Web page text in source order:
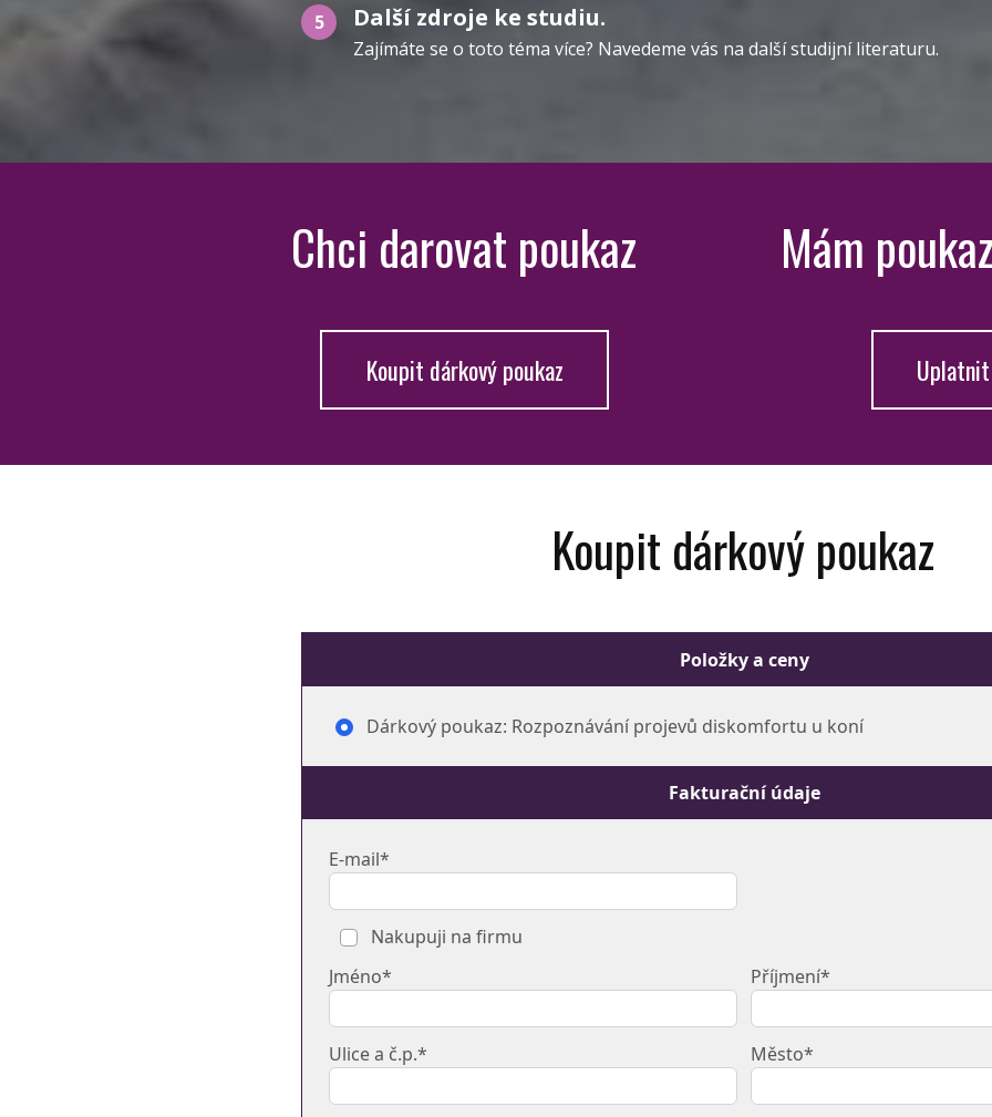
5 Další zdroje ke studiu.
Zajímáte se o toto téma více? Navedeme vás na další studijní literaturu.
Chci darovat poukaz
Koupit dárkový poukaz
Mám
Koupit dárkový poukaz
Položky a ceny
Dárkový poukaz: Rozpoznávání projevů diskomfortu u koní
Fakturační údaje
E-mail*
Nakupuji na firmu
Jméno*
Příjmení*
Ulice a č.p.* Město*